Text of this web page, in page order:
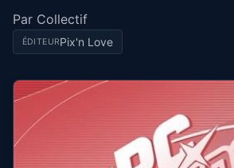
Par Collectif
ÉDITEURPix'n Love